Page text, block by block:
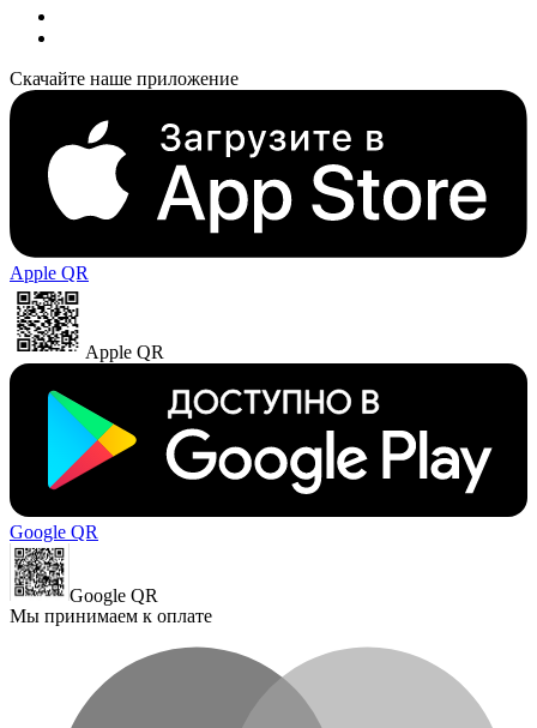
Скачайте наше приложение
Apple QR
Apple QR
Google QR
Google QR
Мы принимаем к оплате